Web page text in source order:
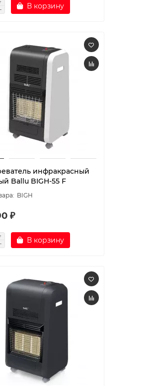
В корзину
инфракрасный
Ballu BIGH-55 F
BIGH
₽
В корзину